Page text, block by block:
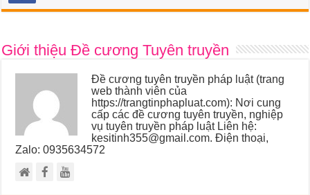
Giới thiệu Đề cương Tuyên truyền
Đề cương tuyên truyền pháp luật (trang
web thành viên của
https://trangtinphapluat.com): Nơi cung
cấp các đề cương tuyên truyền, nghiệp
vụ tuyên truyền pháp luật Liên hệ:
kesitinh355@gmail.com. Điện thoại,
Zalo: 0935634572